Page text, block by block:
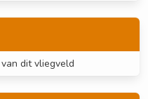
dit vliegveld